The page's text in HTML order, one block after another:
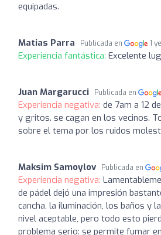
equipadas.
Matias Parra Publicada en 1
Experiencia fantástica: Excelente
Juan Margarucci Publicada en
Experiencia negativa: de 7am a 12
y gritos. se cagan en los vecinos.
sobre el tema por los ruidos
Maksim Samoylov Publicada en
Experiencia negativa:
de pádel dejó una impresión
cancha, la iluminación, los baños y
nivel aceptable, pero todo esto
problema serio: se permite fumar